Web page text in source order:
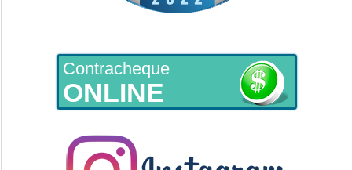
Contracheque
ONLINE